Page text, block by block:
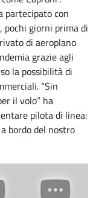
partecipato con
pochi giorni prima di
di aeroplano
grazie agli
la possibilità di
“Sin
il volo” ha
pilota di linea:
bordo del nostro